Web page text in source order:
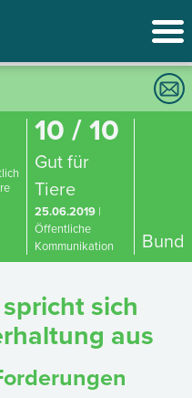
10 / 10
Gut für
Tiere
25.06.2019 |
Öffentliche
Kommunikation
Bund
sich
aus